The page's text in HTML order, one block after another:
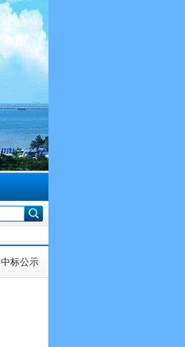
中标公示